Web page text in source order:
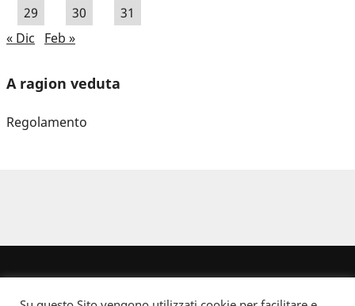
29
30
31
« Dic
Feb »
A ragion veduta
Regolamento